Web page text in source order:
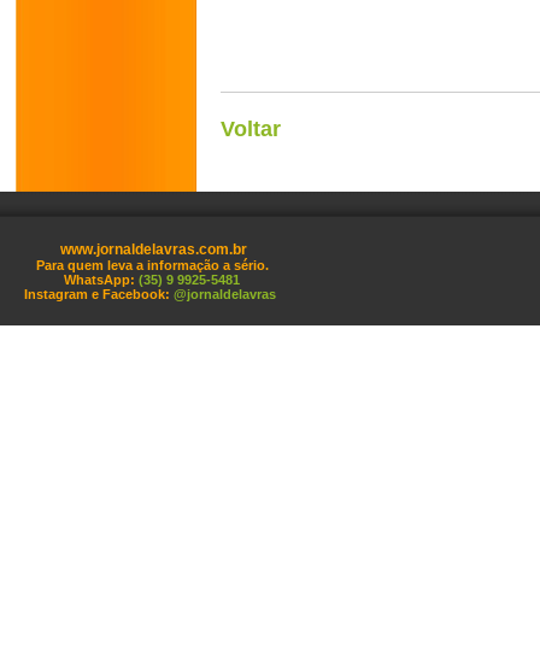
Voltar
www.jornaldelavras.com.br
Para quem leva a informação a sério.
WhatsApp: (35) 9 9925-5481
Instagram e Facebook: @jornaldelavras